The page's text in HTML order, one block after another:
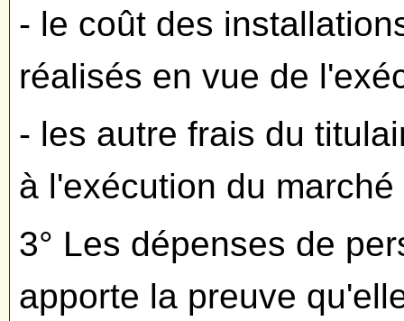
- le coût des
réalisés en vue de
- les autre frais du
à l'exécution du marché
3° Les dépenses de
apporte la preuve